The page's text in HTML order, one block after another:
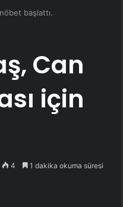
başlattı.
Can
için
4 1 dakika okuma süresi